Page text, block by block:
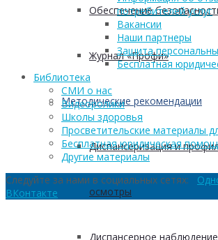
Обеспечение
Журнал «Профи»
Методические рекомендации
Диспансеризация и
осмотры
Диспансерное наблюдение
потребителей услуг
Вакансии
Наши партнеры
Защита
Бесплатная
Библиотека
СМИ о нас
Видеоролики
Школы здоровья
Просветительские материалы
Бесплатная юридическая
Другие материалы
Следуйте за нами в социальных сетях:
ВКонтакте